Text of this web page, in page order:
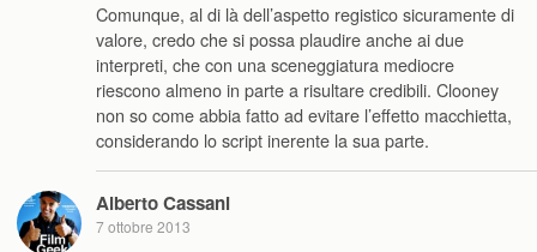
Comunque, al di là dell’aspetto registico sicuramente di
valore, credo che si possa plaudire anche ai due
interpreti, che con una sceneggiatura mediocre
riescono almeno in parte a risultare credibili. Clooney
non so come abbia fatto ad evitare l’effetto macchietta,
considerando lo script inerente la sua parte.
Alberto Cassani
7 ottobre 2013